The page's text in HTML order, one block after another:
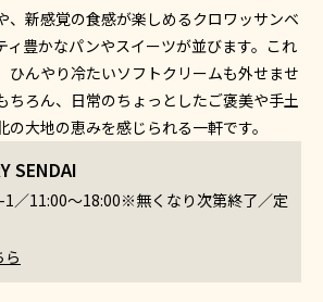
、新感覚の食感が楽しめるクロワッサンベ
ィ豊かなパンやスイーツが並びます。これ
ひんやり冷たいソフトクリームも外せませ
ちろん、日常のちょっとしたご褒美や手土
大地の恵みを感じられる一軒です。
SENDAI
／11:00～18:00※無くなり次第終了／定